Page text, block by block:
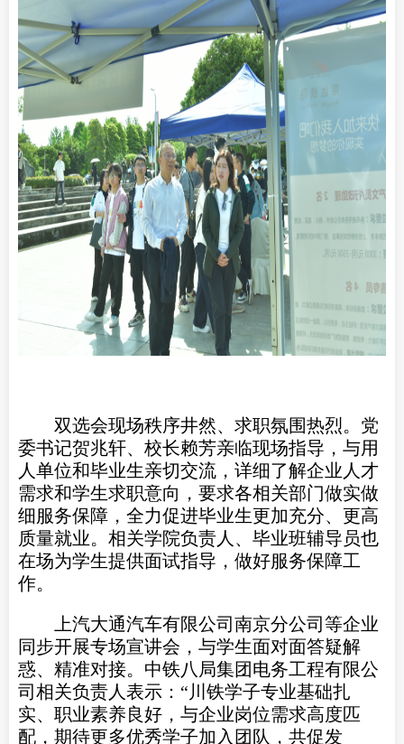
双选会现场秩序井然、求职氛围热烈。党
委书记贺兆轩、校长赖芳亲临现场指导，与用
人单位和毕业生亲切交流，详细了解企业人才
需求和学生求职意向，要求各相关部门做实做
细服务保障，全力促进毕业生更加充分、更高
质量就业。相关学院负责人、毕业班辅导员也
在场为学生提供面试指导，做好服务保障工
作。
上汽大通汽车有限公司南京分公司等企业
同步开展专场宣讲会，与学生面对面答疑解
惑、精准对接。中铁八局集团电务工程有限公
司相关负责人表示：“川铁学子专业基础扎
实、职业素养良好，与企业岗位需求高度匹
配，期待更多优秀学子加入团队，共促发